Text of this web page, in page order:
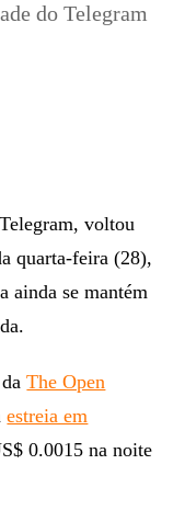
do Telegram
voltou
quarta-feira (28),
ainda se mantém
daThe Open
estreia em
0.0015 na noite